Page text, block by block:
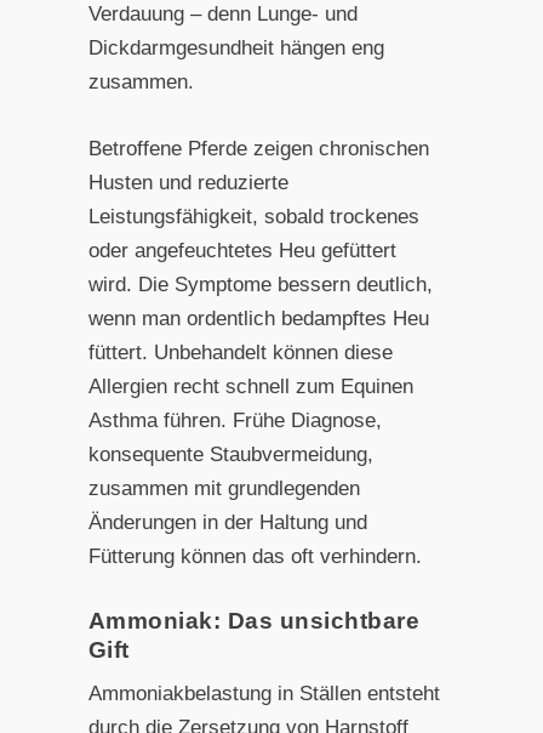
Verdauung – denn Lunge- und
Dickdarmgesundheit hängen eng
zusammen.
Betroffene Pferde zeigen chronischen
Husten und reduzierte
Leistungsfähigkeit, sobald trockenes
oder angefeuchtetes Heu gefüttert
wird. Die Symptome bessern deutlich,
wenn man ordentlich bedampftes Heu
füttert. Unbehandelt können diese
Allergien recht schnell zum Equinen
Asthma führen. Frühe Diagnose,
konsequente Staubvermeidung,
zusammen mit grundlegenden
Änderungen in der Haltung und
Fütterung können das oft verhindern.
Ammoniak: Das unsichtbare
Gift
Ammoniakbelastung in Ställen entsteht
durch die Zersetzung von Harnstoff